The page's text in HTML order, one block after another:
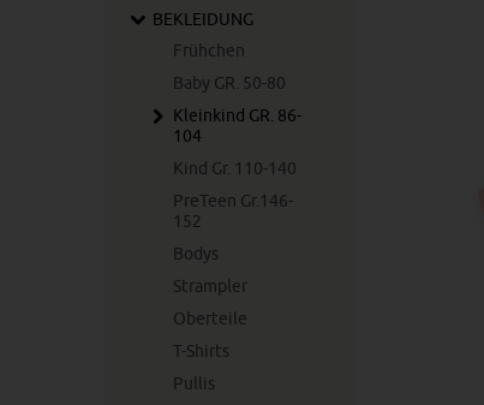
BEKLEIDUNG
Frühchen
Baby GR. 50-80
Kleinkind GR. 86-
104
Kind Gr. 110-140
PreTeen Gr.146-
152
Bodys
Strampler
Oberteile
T-Shirts
Pullis